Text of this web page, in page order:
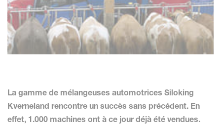
La gamme de mélangeuses automotrices Siloking
Kverneland rencontre un succès sans précédent. En
effet, 1.000 machines ont à ce jour déjà été vendues.